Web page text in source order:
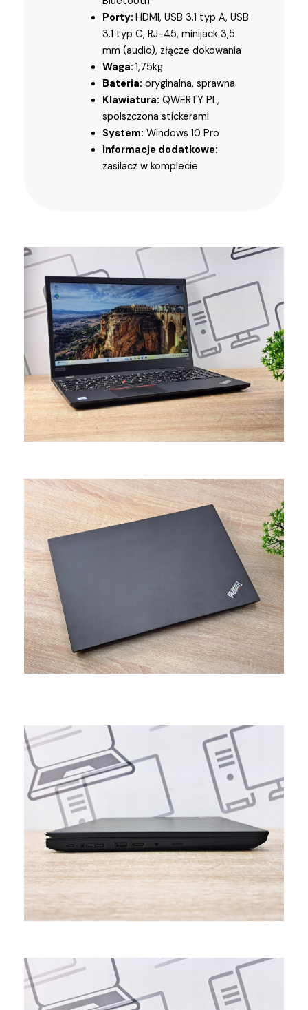
Porty: HDMI, USB 3.1 typ A, USB
3.1 typ C, RJ-45, minijack 3,5
mm (audio), złącze dokowania
Waga: 1,75kg
Bateria: oryginalna, sprawna.
Klawiatura: QWERTY PL,
spolszczona stickerami
System: Windows 10 Pro
Informacje dodatkowe:
zasilacz w komplecie